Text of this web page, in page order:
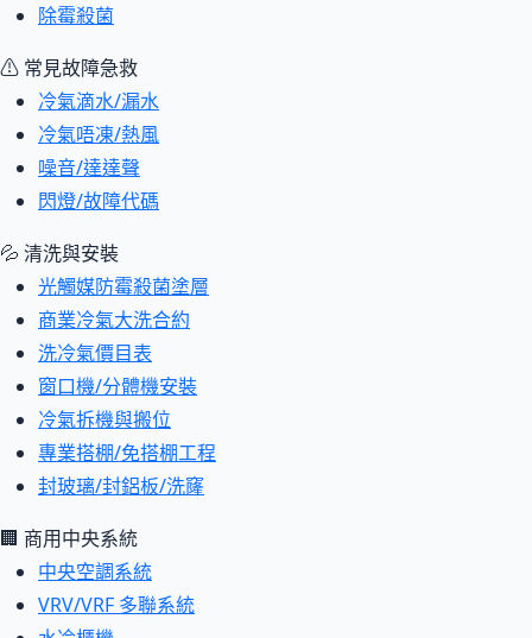
除霉殺菌
⚠ 常見故障急救
冷氣滴水/漏水
冷氣唔凍/熱風
噪音/達達聲
閃燈/故障代碼
💦 清洗與安裝
光觸媒防霉殺菌塗層
商業冷氣大洗合約
洗冷氣價目表
窗口機/分體機安裝
冷氣拆機與搬位
專業搭棚/免搭棚工程
封玻璃/封鋁板/洗窿
🏢 商用中央系統
中央空調系統
VRV/VRF 多聯系統